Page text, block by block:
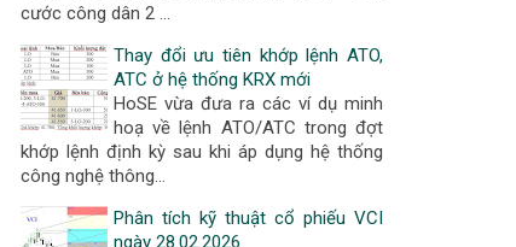
cước công dân 2 …
Thay đổi ưu tiên khớp lệnh ATO,
ATC ở hệ thống KRX mới
HoSE vừa đưa ra các ví dụ minh
hoạ về lệnh ATO/ATC trong đợt
khớp lệnh định kỳ sau khi áp dụng hệ thống
công nghệ thông…
Phân tích kỹ thuật cổ phiếu VCI
ngày 28.02.2026